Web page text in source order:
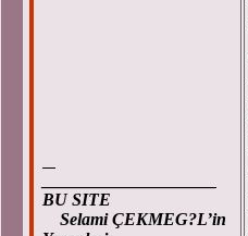
BU SITE
Selami ÇEKMEG?L’in